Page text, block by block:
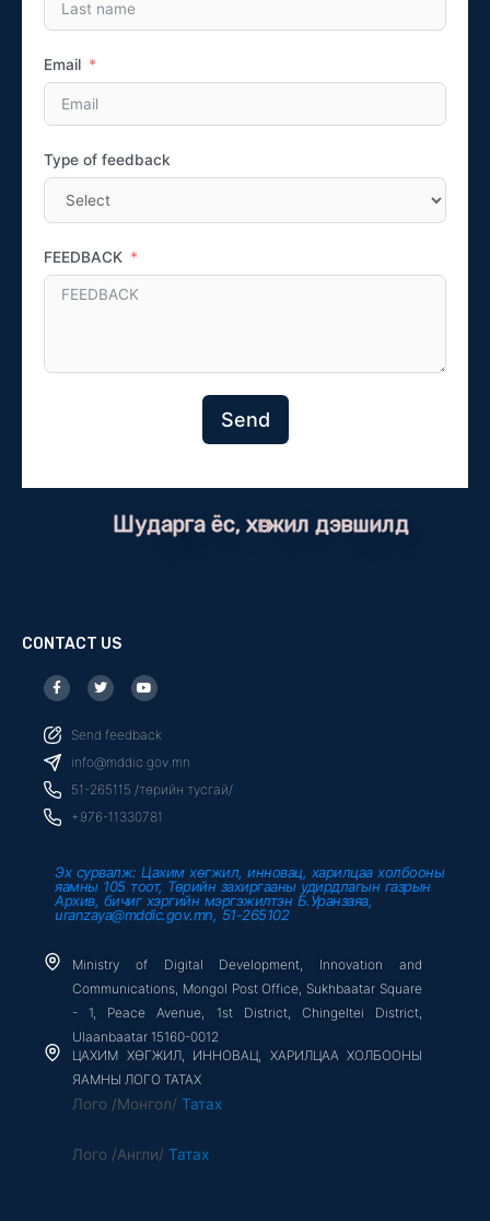
Email
Type of feedback
FEEDBACK
Send
Шударга ёс, хөгжил дэвшилд
CONTACT US
F
a
c
b
o
o
k
f
T
w
i
t
r
Y
o
u
u
e
Send feedback
info@mddic.gov.mn
51-265115 /төрийн тусгай/
+976-11330781
Эх сурвалж: Цахим хөгжил, инновац, харилцаа холбооны
яамны 105 тоот, Төрийн захиргааны удирдлагын газрын
Архив, бичиг хэргийн мэргэжилтэн Б.Уранзаяа,
uranzaya@mddic.gov.mn, 51-265102
Ministry of Digital Development, Innovation and
Communications, Mongol Post Office, Sukhbaatar Square
- 1, Peace Avenue, 1st District, Chingeltei District,
Ulaanbaatar 15160-0012
ЦАХИМ ХӨГЖИЛ, ИННОВАЦ, ХАРИЛЦАА ХОЛБООНЫ
ЯАМНЫ ЛОГО ТАТАХ
Лого /Монгол/ Татах
Лого /Англи/ Татах